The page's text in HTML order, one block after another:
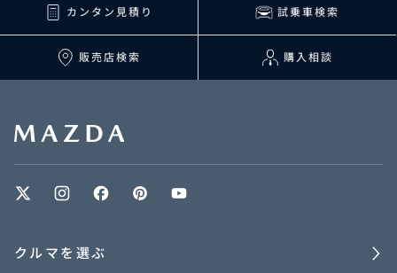
カンタン見積り 試乗車検索
販売店検索 購入相談
クルマを選ぶ